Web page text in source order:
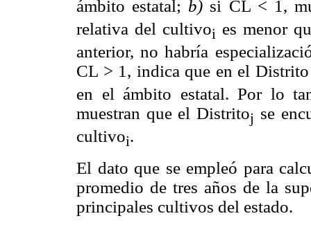
ámbito estatal; b) si CL < 1,
relativa del cultivoi es menor
anterior, no habría
CL > 1, indica que en el
en el ámbito estatal. Por lo
muestran que el Distritoj se
cultivoi.
El dato que se empleó para
promedio de tres años de la
principales cultivos del estado.